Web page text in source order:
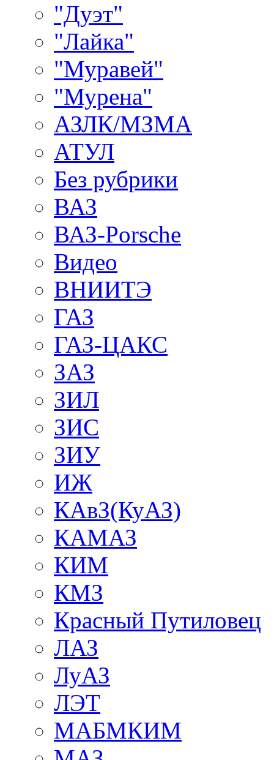
"Дуэт"
"Лайка"
"Муравей"
"Мурена"
АЗЛК/МЗМА
АТУЛ
Без рубрики
ВАЗ
ВАЗ-Porsche
Видео
ВНИИТЭ
ГАЗ
ГАЗ-ЦАКС
ЗАЗ
ЗИЛ
ЗИС
ЗИУ
ИЖ
КАвЗ(КуАЗ)
КАМАЗ
КИМ
КМЗ
Красный Путиловец
ЛАЗ
ЛуАЗ
ЛЭТ
МАБМКИМ